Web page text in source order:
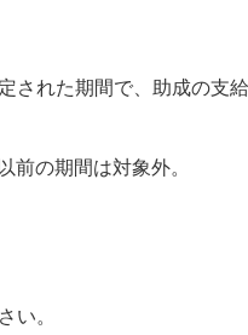
された期間で、助成の支
の期間は対象外。
い。